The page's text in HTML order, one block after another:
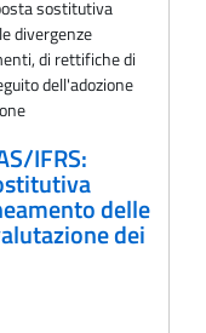
sostitutiva
divergenze
di rettifiche di
dell'adozione
IFRS:
delle
dei